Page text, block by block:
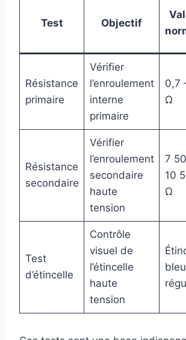
Test Objectif
Résistance
primaire
Vérifier
l’enroulement
interne
primaire
0,7
Ω
Résistance
secondaire
Vérifier
l’enroulement
secondaire
haute
tension
7
10
Ω
Test
d’étincelle
Contrôle
visuel de
l’étincelle
haute
tension